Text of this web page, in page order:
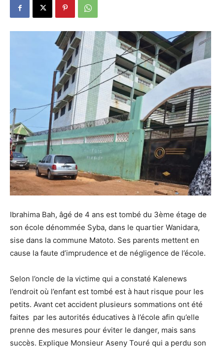
Ibrahima Bah, âgé de 4 ans est tombé du 3ème étage de
son école dénommée Syba, dans le quartier Wanidara,
sise dans la commune Matoto. Ses parents mettent en
cause la faute d’imprudence et de négligence de l’école.
Selon l’oncle de la victime qui a constaté Kalenews
l’endroit où l’enfant est tombé est à haut risque pour les
petits. Avant cet accident plusieurs sommations ont été
faites par les autorités éducatives à l’école afin qu’elle
prenne des mesures pour éviter le danger, mais sans
succès. Explique Monsieur Aseny Touré qui a perdu son